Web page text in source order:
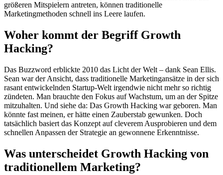
größeren Mitspielern antreten, können traditionelle
Marketingmethoden schnell ins Leere laufen.
Woher kommt der Begriff Growth
Hacking?
Das Buzzword erblickte 2010 das Licht der Welt – dank Sean Ellis.
Sean war der Ansicht, dass traditionelle Marketingansätze in der sich
rasant entwickelnden Startup-Welt irgendwie nicht mehr so richtig
zündeten. Man brauchte den Fokus auf Wachstum, um an der Spitze
mitzuhalten. Und siehe da: Das Growth Hacking war geboren. Man
könnte fast meinen, er hätte einen Zauberstab gewunken. Doch
tatsächlich basiert das Konzept auf cleverem Ausprobieren und dem
schnellen Anpassen der Strategie an gewonnene Erkenntnisse.
Was unterscheidet Growth Hacking von
traditionellem Marketing?